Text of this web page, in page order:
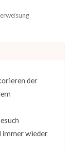
der
immer wieder